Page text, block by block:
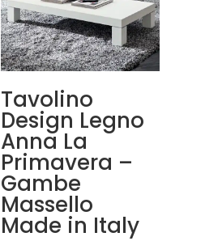
Tavolino
Design Legno
Anna La
Primavera –
Gambe
Massello
Made in Italy